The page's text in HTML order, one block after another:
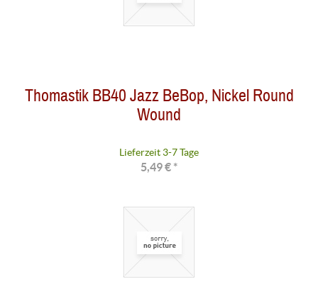
Thomastik BB40 Jazz BeBop, Nickel Round
Wound
Lieferzeit 3-7 Tage
5,49 € *